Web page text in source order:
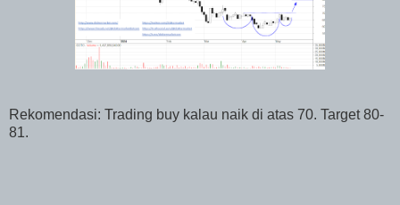
Rekomendasi: Trading buy kalau naik di atas 70. Target 80-
81.